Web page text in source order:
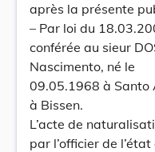
après la présente
– Par loi du
conférée au sieur
Nascimento, né le
09.05.1968 à Santo
à Bissen.
L’acte de
par l’officier de